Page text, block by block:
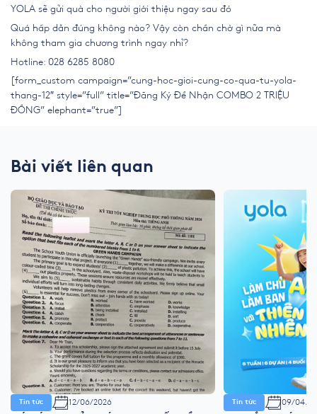
YOLA sẽ gửi quà cho người giới thiệu ngay sau đó
Quá hấp dẫn đúng không nào? Vậy còn chần chờ gì nữa mà
không tham gia chương trình ngay nhỉ?
Hotline: 028 6285 8080
[form_custom campaign=”cung-hoc-gioi-cung-co-qua-tu-yola-
thang-12″ style=”full” title=”Đăng Ký Để Nhận COMBO 2 TRIỆU
ĐỒNG” elephant=”true”]
Bài viết liên quan
Tin tức 12/06/2026 Tin tức 09/04/